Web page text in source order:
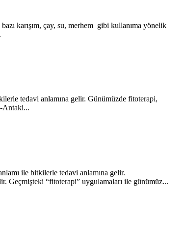
karışım, çay, su, merhem gibi kullanıma yönelik
tedavi anlamına gelir. Günümüzde fitoterapi,
Antaki...
ile bitkilerle tedavi anlamına gelir.
Geçmişteki “fitoterapi” uygulamaları ile günümüz...